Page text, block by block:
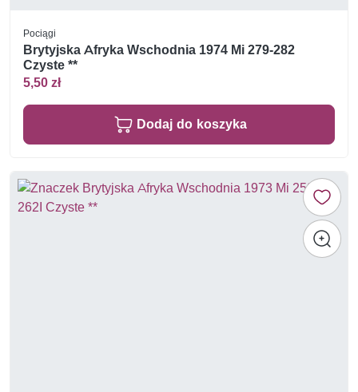
Pociągi
Brytyjska Afryka Wschodnia 1974 Mi 279-282
Czyste **
5,50 zł
Dodaj do koszyka